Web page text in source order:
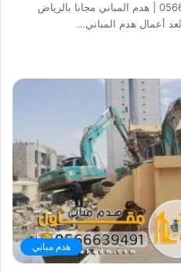
مؤسسة هدم مباني الرياض 0566639491 | هدم المباني مجانا بالرياض
أعمال هدم المباني…
هدم مباني